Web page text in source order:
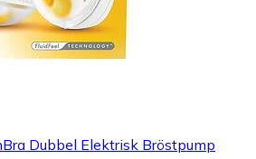
Dubbel Elektrisk Bröstpump